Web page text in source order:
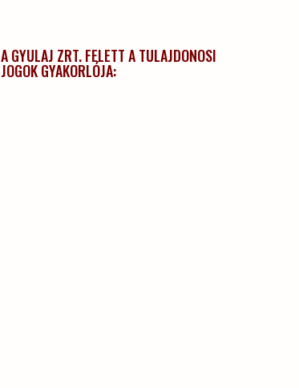
A GYULAJ ZRT. FELETT A TULAJDONOSI
JOGOK GYAKORLÓJA: